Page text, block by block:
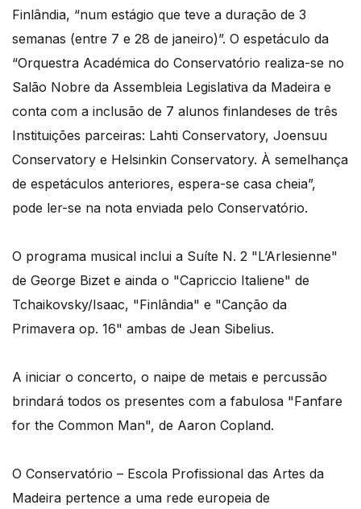
Finlândia, “num estágio que teve a duração de 3
semanas (entre 7 e 28 de janeiro)”. O espetáculo da
“Orquestra Académica do Conservatório realiza-se no
Salão Nobre da Assembleia Legislativa da Madeira e
conta com a inclusão de 7 alunos finlandeses de três
Instituições parceiras: Lahti Conservatory, Joensuu
Conservatory e Helsinkin Conservatory. À semelhança
de espetáculos anteriores, espera-se casa cheia”,
pode ler-se na nota enviada pelo Conservatório.
O programa musical inclui a Suíte N. 2 "L’Arlesienne"
de George Bizet e ainda o "Capriccio Italiene" de
Tchaikovsky/Isaac, "Finlândia" e "Canção da
Primavera op. 16" ambas de Jean Sibelius.
A iniciar o concerto, o naipe de metais e percussão
brindará todos os presentes com a fabulosa "Fanfare
for the Common Man", de Aaron Copland.
O Conservatório – Escola Profissional das Artes da
Madeira pertence a uma rede europeia de